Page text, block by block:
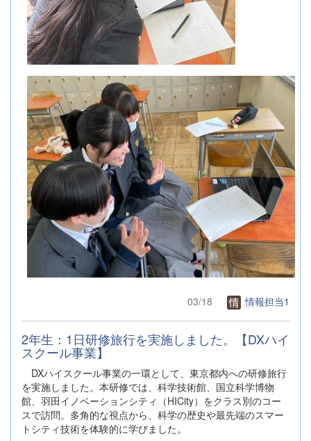
03/18 情報担当1
2年生：1日研修旅行を実施しました。【DXハイ
スクール事業】
DXハイスクール事業の一環として、東京都内への研修旅行
を実施しました。本研修では、科学技術館、国立科学博物
館、羽田イノベーションシティ（HICity）をクラス別のコー
スで訪問。多角的な視点から、科学の歴史や最先端のスマー
トシティ技術を体験的に学びました。